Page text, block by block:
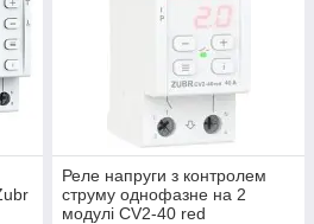
Реле напруги з контролем
струму однофазне на 2
модулі CV2-40 red